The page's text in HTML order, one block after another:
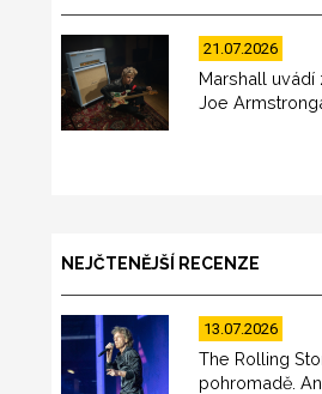
21.07.2026
Marshall
Joe
NEJČTENĚJŠÍ RECENZE
13.07.2026
The Rolling
pohromadě.